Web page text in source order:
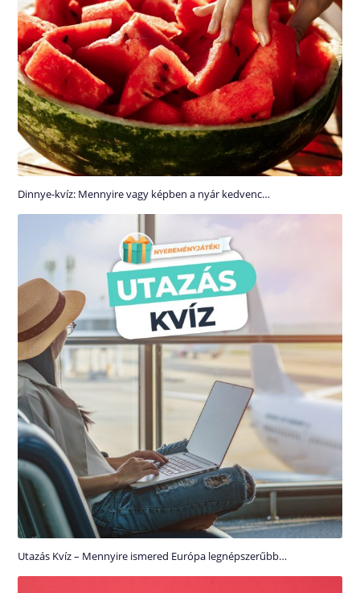
Dinnye-kvíz: Mennyire vagy képben a nyár kedvenc…
Utazás Kvíz – Mennyire ismered Európa legnépszerűbb…